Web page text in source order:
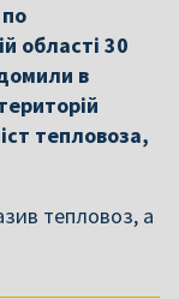
області 30
в
тепловоза,
тепловоз, а